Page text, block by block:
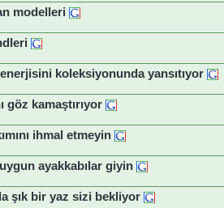
modelleri
koleksiyonunda yansıtıyor
göz kamaştırıyor
ihmal etmeyin
uygun ayakkabılar giyin
şık bir yaz sizi bekliyor